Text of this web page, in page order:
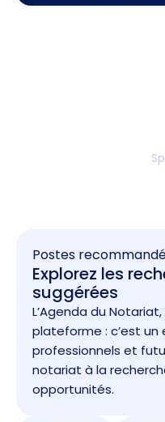
Postes
Explorez les
suggérées
L’Agenda du
plateforme : c’est un
professionnels et
notariat à la
opportunités.